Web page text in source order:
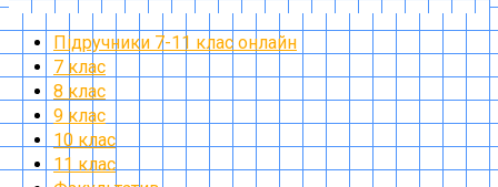
Підручники 7-11 клас онлайн
7 клас
8 клас
9 клас
10 клас
11 клас